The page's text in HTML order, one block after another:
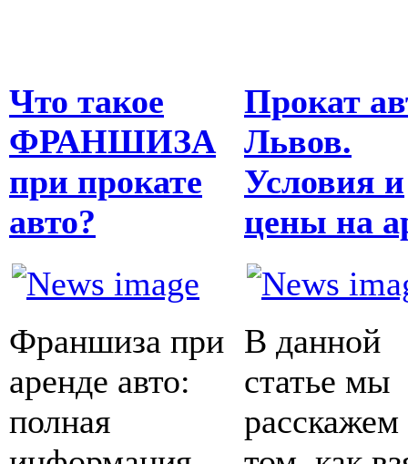
Что такое
ФРАНШИЗА
при прокате
авто?
Франшиза при
аренде авто:
полная
Прокат
Львов.
Условия и
цены на
В данной
статье мы
расскажем